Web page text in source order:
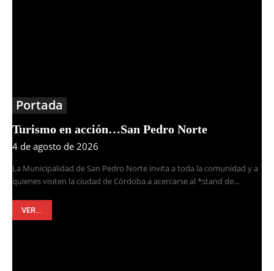
Portada
Turismo en acción…San Pedro Norte
4 de agosto de 2026
La Municipalidad de San Pedro Norte invita a toda la comunidad y a
quienes visiten la ciudad de Córdoba a acercarse al *stand de...
VER...